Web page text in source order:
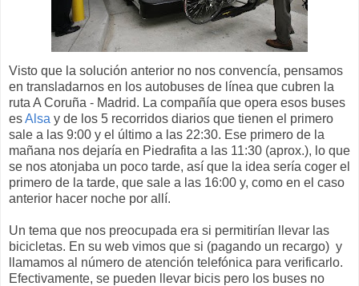
Visto que la solución anterior no nos convencía, pensamos
en transladarnos en los autobuses de línea que cubren la
ruta A Coruña - Madrid. La compañía que opera esos buses
esAlsa y de los 5 recorridos diarios que tienen el primero
sale a las 9:00 y el último a las 22:30. Ese primero de la
mañana nos dejaría en Piedrafita a las 11:30 (aprox.), lo que
se nos atonjaba un poco tarde, así que la idea sería coger el
primero de la tarde, que sale a las 16:00 y, como en el caso
anterior hacer noche por allí.
Un tema que nos preocupada era si permitirían llevar las
bicicletas. En su web vimos que si (pagando un recargo) y
llamamos al número de atención telefónica para verificarlo.
Efectivamente, se pueden llevar bicis pero los buses no